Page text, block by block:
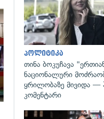
გადახედვა
პოლიტიკა
თინა ბოკუჩავა
ნაციონალური
ყრილობაზე მივიდა —
კომენტარი